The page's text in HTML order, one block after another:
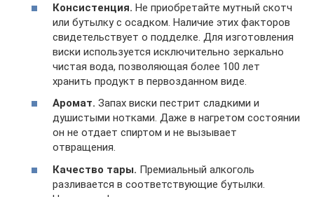
Консистенция. Не приобретайте мутный скотч
или бутылку с осадком. Наличие этих факторов
свидетельствует о подделке. Для изготовления
виски используется исключительно зеркально
чистая вода, позволяющая более 100 лет
хранить продукт в первозданном виде.
Аромат. Запах виски пестрит сладкими и
душистыми нотками. Даже в нагретом состоянии
он не отдает спиртом и не вызывает
отвращения.
Качество тары. Премиальный алкоголь
разливается в соответствующие бутылки.